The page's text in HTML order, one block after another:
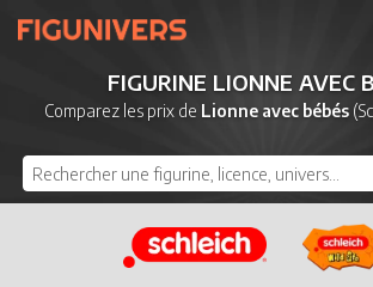
UNIVERS
LICENCES
NOUVEAUTÉS
DERNIERS AJOUTS
FIGURINE LIONNE AVEC
Comparez les prix de Lionne avec bébés